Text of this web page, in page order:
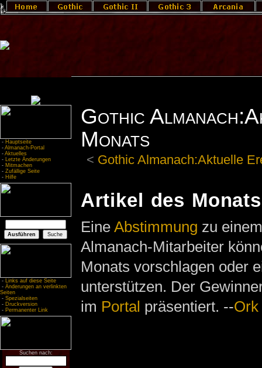
- Hauptseite
- Almanach-Portal
- Aktuelles
- Letzte Änderungen
- Mitmachen
- Zufällige Seite
- Hilfe
- Links auf diese Seite
- Änderungen an verlinkten
Seiten
- Spezialseiten
- Druckversion
- Permanenter Link
Suchen nach:
Gothic
Monats
< Gothic Almanach:Aktuelle
Artikel des Monats
Eine Abstimmung zu
Almanach-Mitarbeiter
Monats vorschlagen oder
unterstützen. Der
im Portal präsentiert. --Ork